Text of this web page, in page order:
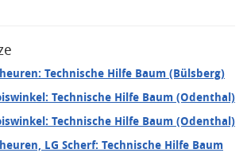
Technische Hilfe Baum (Bülsberg)
Technische Hilfe Baum (Odenthal)
Technische Hilfe Baum (Odenthal)
LG Scherf: Technische Hilfe Baum